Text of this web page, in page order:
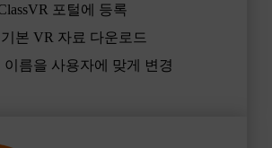
포털에 등록
본 VR 자료 다운로드
이름을 사용자에 맞게 변경